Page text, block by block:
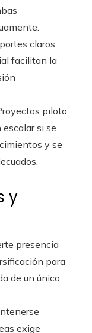
claros
facilitan la
piloto
si se
y se
y
presencia
para
de un único
exige